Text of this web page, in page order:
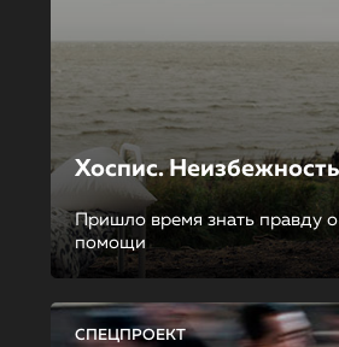
Хоспис.
Пришло время знать правду
помощи
СПЕЦПРОЕКТ